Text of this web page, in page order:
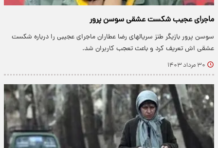
ماجرای عجیب شکست عشقی سوسن پرور
سوسن پرور بازیگر طنز سریالهای رضا عطاران ماجرای عجیبی را درباره شکست
عشقی اش تعریف کرد و باعث تعجب کاربران شد.
۳۰ مرداد ۱۴۰۳